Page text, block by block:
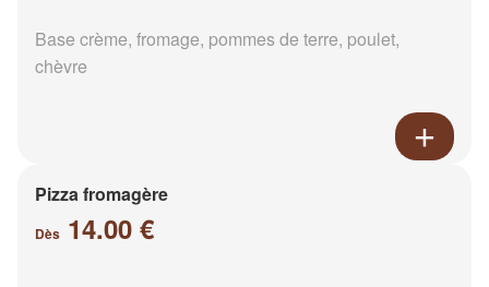
Base crème, fromage, pommes de terre, poulet,
chèvre
Pizza fromagère
Dès 14.00 €